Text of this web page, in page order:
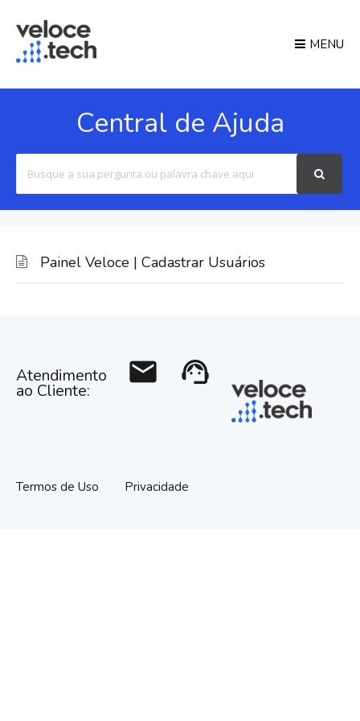
MENU
Central de Ajuda
For
Painel Veloce | Cadastrar Usuários
Atendimento
ao Cliente:
mail support_agent
Termos de Uso Privacidade